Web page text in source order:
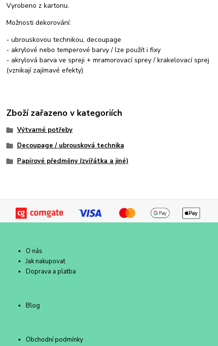
Vyrobeno z kartonu.
Možnosti dekorování:
- ubrouskovou technikou, decoupage
- akrylové nebo temperové barvy / lze použít i fixy
- akrylová barva ve spreji + mramorovací sprey / krakelovací sprej
(vznikají zajímavé efekty)
Zboží zařazeno v kategoriích
Výtvarné potřeby
Decoupage / ubrousková technika
Papírové předměny (zvířátka a jiné)
O nás
Jak nakupovat
Doprava a platba
Blog
Obchodní podmínky